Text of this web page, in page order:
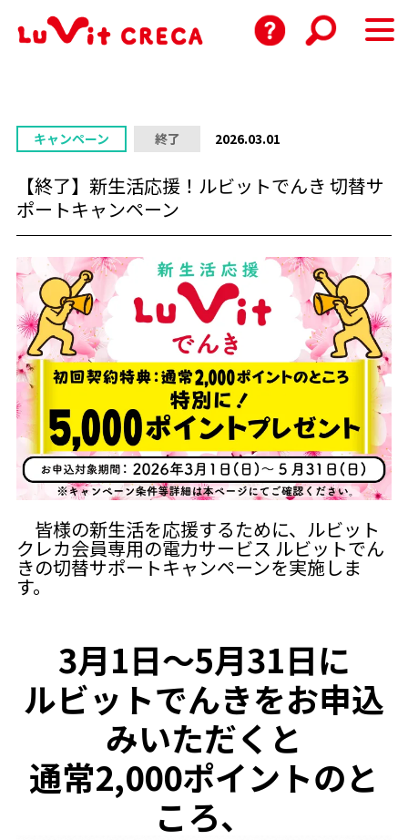
キャンペーン 終了 2026.03.01
【終了】新生活応援！ルビットでんき 切替サ
ポートキャンペーン
皆様の新生活を応援するために、ルビット
クレカ会員専用の電力サービス ルビットでん
きの切替サポートキャンペーンを実施しま
す。
3月1日～5月31日に
ルビットでんきをお申込
みいただくと
通常2,000ポイントのと
ころ、